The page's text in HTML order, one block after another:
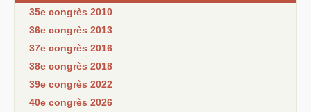
35e congrès 2010
36e congrès 2013
37e congrès 2016
38e congrès 2018
39e congrès 2022
40e congrès 2026